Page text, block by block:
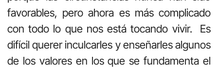
favorables, pero ahora es más complicado
con todo lo que nos está tocando vivir. Es
difícil querer inculcarles y enseñarles algunos
de los valores en los que se fundamenta el